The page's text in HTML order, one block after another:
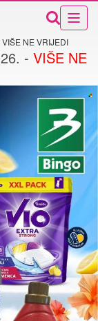
NE VRIJEDI
- VIŠE NE